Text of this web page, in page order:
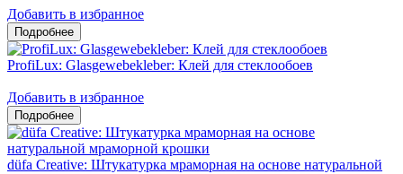
Добавить в избранное
ProfiLux: Glasgewebekleber: Клей для стеклообоев
Добавить в избранное
düfa Creative: Штукатурка мраморная на основе натуральной